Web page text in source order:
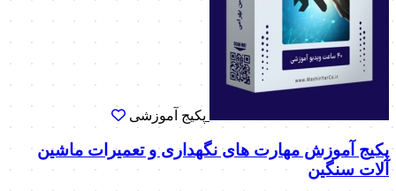
پکیج آموزشی
پکیج آموزش مهارت های نگهداری و تعمیرات ماشین
آلات سنگین